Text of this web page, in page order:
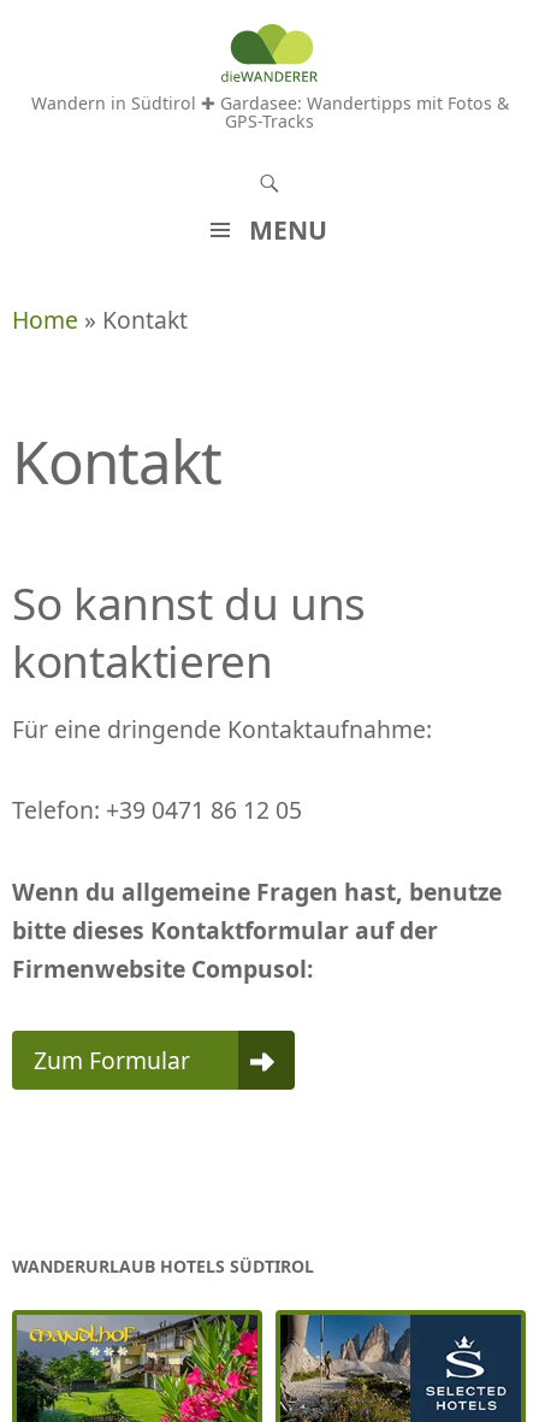
Wandern in Südtirol ✚ Gardasee: Wandertipps mit Fotos &
GPS-Tracks
e
MENU
A
L
I
G
N
Home » Kontakt
Kontakt
So kannst du uns
kontaktieren
Für eine dringende Kontaktaufnahme:
Telefon: +39 0471 86 12 05
Wenn du allgemeine Fragen hast, benutze
bitte dieses Kontaktformular auf der
Firmenwebsite Compusol:
Zum Formular
WANDERURLAUB HOTELS SÜDTIROL